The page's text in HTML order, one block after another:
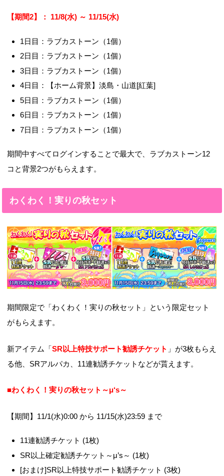
【期間2】： 11/8(水) ～ 11/15(水)
1日目：ラブカストーン（1個）
2日目：ラブカストーン（1個）
3日目：ラブカストーン（1個）
4日目：【ホーム背景】淡島・山道[紅葉]
5日目：ラブカストーン（1個）
6日目：ラブカストーン（1個）
7日目：ラブカストーン（1個）
期間中すべてログインすることで最大で、ラブカストーン12
コと背景2つがもらえます。
わくわく！実りの秋セット
期間限定で「わくわく！実りの秋セット」という限定セット
がもらえます。
新アイテム「SR以上特技サポート勧誘チケット 」が3枚もらえ
る他、SRアルパカ、11連勧誘チケットなどが貰えます。
■わくわく！実りの秋セット～μ‘s～
【期間】11/1(水)0:00 から 11/15(水)23:59 まで
11連勧誘チケット (1枚)
SR以上確定勧誘チケット～μ’s～ (1枚)
[おまけ]SR以上特技サポート勧誘チケット (3枚)